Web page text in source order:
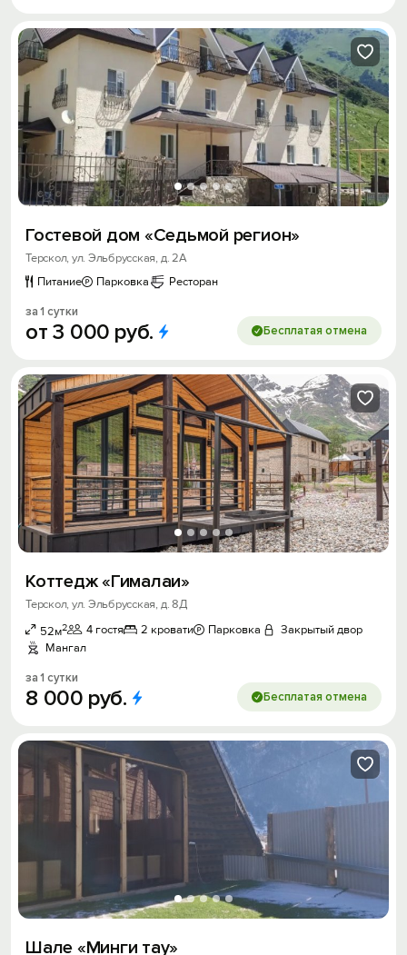
Гостевой дом «Седьмой регион»
Терскол, ул. Эльбрусская, д. 2А
Питание
Парковка Ресторан
за 1 сутки
от3 000 руб. Бесплатая отмена
Коттедж «Гималаи»
Терскол, ул. Эльбрусская, д. 8Д
52м2 4 гостя 2 кровати Парковка
Закрытый двор
Мангал
за 1 сутки
8 000 руб. Бесплатая отмена
Шале «Минги тау»